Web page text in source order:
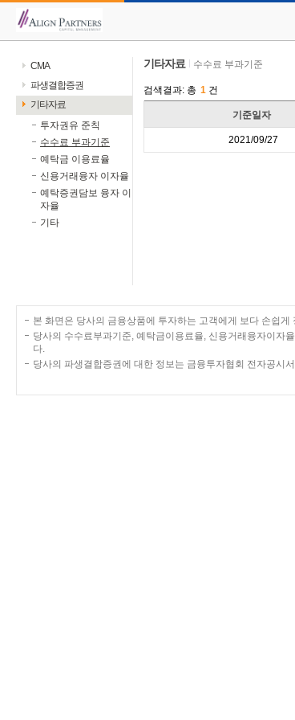
CMA
파생결합증권
기타자료
투자권유 준칙
수수료 부과기준
예탁금 이용료율
신용거래융자 이자율
예탁증권담보 융자 이
자율
기타
기타자료 수수료 부과기준
검색결과: 총 1 건
기준일자
2021/09/27
본 화면은 당사의 금융상품에 투자하는 고객에게 보다 손쉽
당사의 수수료부과기준, 예탁금이용료율, 신용거래융자이자
다.
당사의 파생결합증권에 대한 정보는 금융투자협회 전자공시